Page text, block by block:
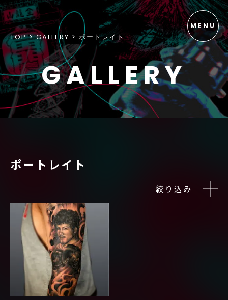
TOP GALLERY ポートレイト
GALLERY
ポートレイト
絞り込み